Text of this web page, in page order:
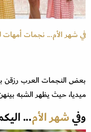
في شهر الأم... نجمات أمهات
بعض النجمات العرب رزقن
ميديا، حيث يظهر الشبه
وفيشهر الأم...